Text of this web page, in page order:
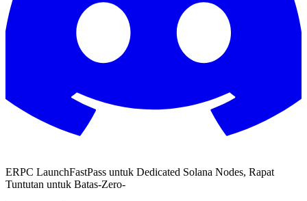
ERPC LaunchFastPass untuk Dedicated Solana Nodes, Rapat
Tuntutan untuk Batas-Zero-